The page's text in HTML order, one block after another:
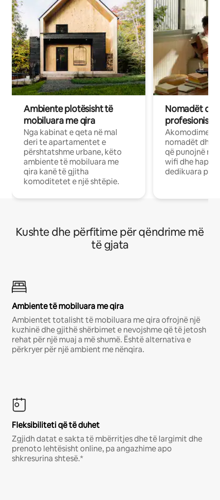
Ambiente plotësisht të
mobiluara me qira
Nga kabinat e qeta në mal
deri te apartamentet e
përshtatshme urbane, këto
ambiente të mobiluara me
qira kanë të gjitha
komoditetet e një shtëpie.
Nomadët
Akomodime
nomadët dhe
që punojnë në
wifi dhe
dedikuara
Kushte dhe përfitime për qëndrime më
të gjata
Ambiente të mobiluara me qira
Ambientet totalisht të mobiluara me qira ofrojnë një
kuzhinë dhe gjithë shërbimet e nevojshme që të jetosh
rehat për një muaj a më shumë. Është alternativa e
përkryer për një ambient me nënqira.
Fleksibiliteti që të duhet
Zgjidh datat e sakta të mbërritjes dhe të largimit dhe
prenoto lehtësisht online, pa angazhime apo
shkresurina shtesë.*